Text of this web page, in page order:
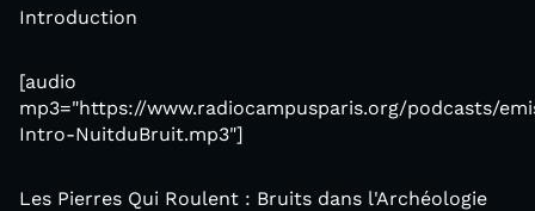
Introduction
[audio
mp3="https://www.radiocampusparis.org/podcasts/
Intro-NuitduBruit.mp3"]
Les Pierres Qui Roulent : Bruits dans l'Archéologie